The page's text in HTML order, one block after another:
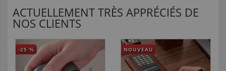
ACTUELLEMENT TRÈS APPRÉCIÉS DE
NOS CLIENTS
-25 % NOUVEAU